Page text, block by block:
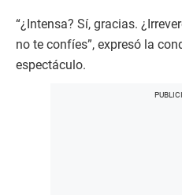
“¿Intensa? Sí, gracias.
no te confíes”, expresó la
espectáculo.